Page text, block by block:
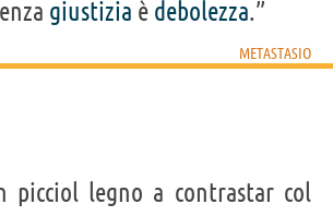
giustizia è debolezza.”
METASTASIO
picciol legno a contrastar col